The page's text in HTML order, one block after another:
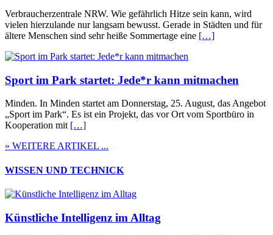
Verbraucherzentrale NRW. Wie gefährlich Hitze sein kann, wird
vielen hierzulande nur langsam bewusst. Gerade in Städten und für
ältere Menschen sind sehr heiße Sommertage eine […]
Sport im Park startet: Jede*r kann mitmachen
Minden. In Minden startet am Donnerstag, 25. August, das Angebot
„Sport im Park“. Es ist ein Projekt, das vor Ort vom Sportbüro in
Kooperation mit […]
» WEITERE ARTIKEL ...
WISSEN UND TECHNICK
Künstliche Intelligenz im Alltag